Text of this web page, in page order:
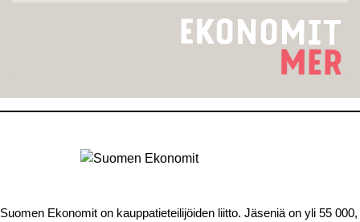
Suomen Ekonomit on kauppatieteilijöiden liitto. Jäseniä on yli 55 000,